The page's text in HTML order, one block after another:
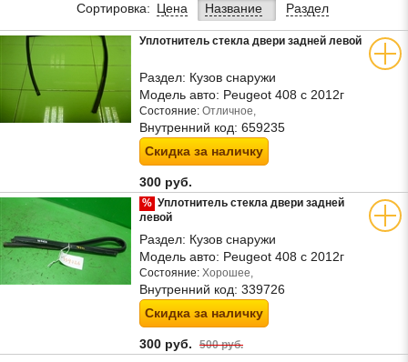
Сортировка: Цена Название Раздел
Уплотнитель стекла двери задней левой
Раздел: Кузов снаружи
Модель авто: Peugeot 408 с 2012г
Состояние: Отличное,
Внутренний код: 659235
Скидка за наличку
300 руб.
% Уплотнитель стекла двери задней
левой
Раздел: Кузов снаружи
Модель авто: Peugeot 408 с 2012г
Состояние: Хорошее,
Внутренний код: 339726
Скидка за наличку
300 руб. 500 руб.